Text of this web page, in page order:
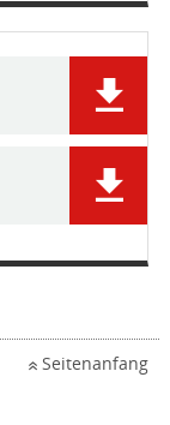
Seitenanfang